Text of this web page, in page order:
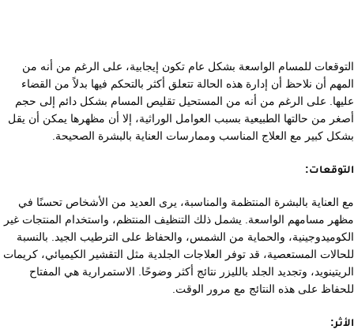
التوقعات للمسام الواسعة بشكل عام تكون إيجابية، على الرغم من أنه من
المهم أن نلاحظ أن إدارة هذه الحالة تتعلق أكثر بالتحكم فيها بدلاً من القضاء
عليها. على الرغم من أنه من المستحيل تقليص المسام بشكل دائم إلى حجم
أصغر من حالتها الطبيعية بسبب العوامل الوراثية، إلا أن مظهرها يمكن أن يقل
بشكل كبير مع العلاج المناسب وممارسات العناية بالبشرة الصحيحة.
التوقعات:
مع العناية بالبشرة المنتظمة والمناسبة، يرى العديد من الأشخاص تحسنًا في
مظهر مسامهم الواسعة. يشمل ذلك التنظيف المنتظم، واستخدام المنتجات غير
الكوميدوجينية، والحماية من الشمس، والحفاظ على الترطيب الجيد. بالنسبة
للحالات المستعصية، قد توفر العلاجات الجلدية مثل التقشير الكيميائي، كريمات
الريتينويد، وتجديد الجلد بالليزر نتائج أكثر وضوحًا. الاستمرارية هي المفتاح
للحفاظ على هذه النتائج مع مرور الوقت.
الأثر: